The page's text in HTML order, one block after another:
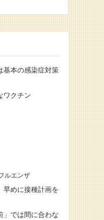
基本の感染症対策
ワクチン
ルエンザ
早めに接種計画を
」では間に合わな